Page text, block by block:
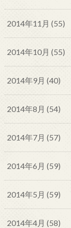
2014年11月 (55)
2014年10月 (55)
2014年9月 (40)
2014年8月 (54)
2014年7月 (57)
2014年6月 (59)
2014年5月 (59)
2014年4月 (58)